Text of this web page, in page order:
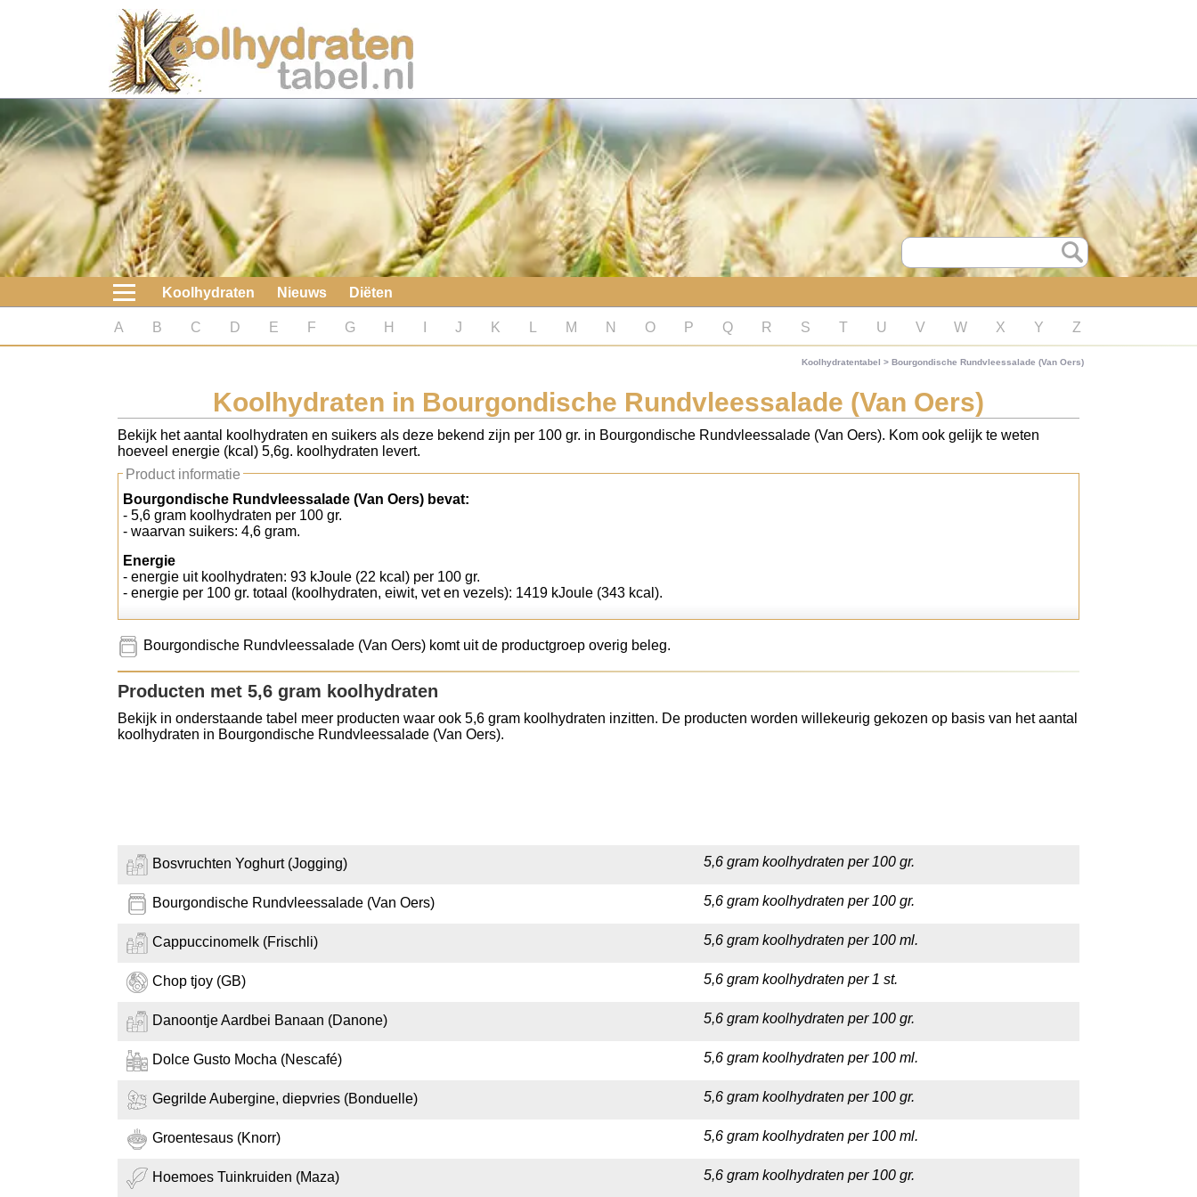
Koolhydraten
Nieuws
Koolhydraatarme diëten
Boeken
koolhydraatarme diëten
Diabetes test
Koolhydraten tellen
Koolhydraten Nieuws Diëten
A B C D E F G H J K M N O P Q R S T U V W X Y Z
Koolhydratentabel > Bourgondische Rundvleessalade (Van Oers)
Koolhydraten in Bourgondische Rundvleessalade (Van Oers)
Bekijk het aantal koolhydraten en suikers als deze bekend zijn per 100 gr. in Bourgondische Rundvleessalade (Van Oers). Kom ook gelijk te weten
hoeveel energie (kcal) 5,6g. koolhydraten levert.
Product informatie
Bourgondische Rundvleessalade (Van Oers) bevat:
- 5,6 gram koolhydraten per 100 gr.
- waarvan suikers: 4,6 gram.
Energie
- energie uit koolhydraten: 93 kJoule (22 kcal) per 100 gr.
- energie per 100 gr. totaal (koolhydraten, eiwit, vet en vezels): 1419 kJoule (343 kcal).
Bourgondische Rundvleessalade (Van Oers) komt uit de productgroep overig beleg.
Producten met 5,6 gram koolhydraten
Bekijk in onderstaande tabel meer producten waar ook 5,6 gram koolhydraten inzitten. De producten worden willekeurig gekozen op basis van het aantal
koolhydraten in Bourgondische Rundvleessalade (Van Oers).
Bosvruchten Yoghurt (Jogging) 5,6 gram koolhydraten per 100 gr.
Bourgondische Rundvleessalade (Van Oers) 5,6 gram koolhydraten per 100 gr.
Cappuccinomelk (Frischli) 5,6 gram koolhydraten per 100 ml.
Chop tjoy (GB) 5,6 gram koolhydraten per 1 st.
Danoontje Aardbei Banaan (Danone) 5,6 gram koolhydraten per 100 gr.
Dolce Gusto Mocha (Nescafé) 5,6 gram koolhydraten per 100 ml.
Gegrilde Aubergine, diepvries (Bonduelle) 5,6 gram koolhydraten per 100 gr.
Groentesaus (Knorr) 5,6 gram koolhydraten per 100 ml.
Hoemoes Tuinkruiden (Maza) 5,6 gram koolhydraten per 100 gr.